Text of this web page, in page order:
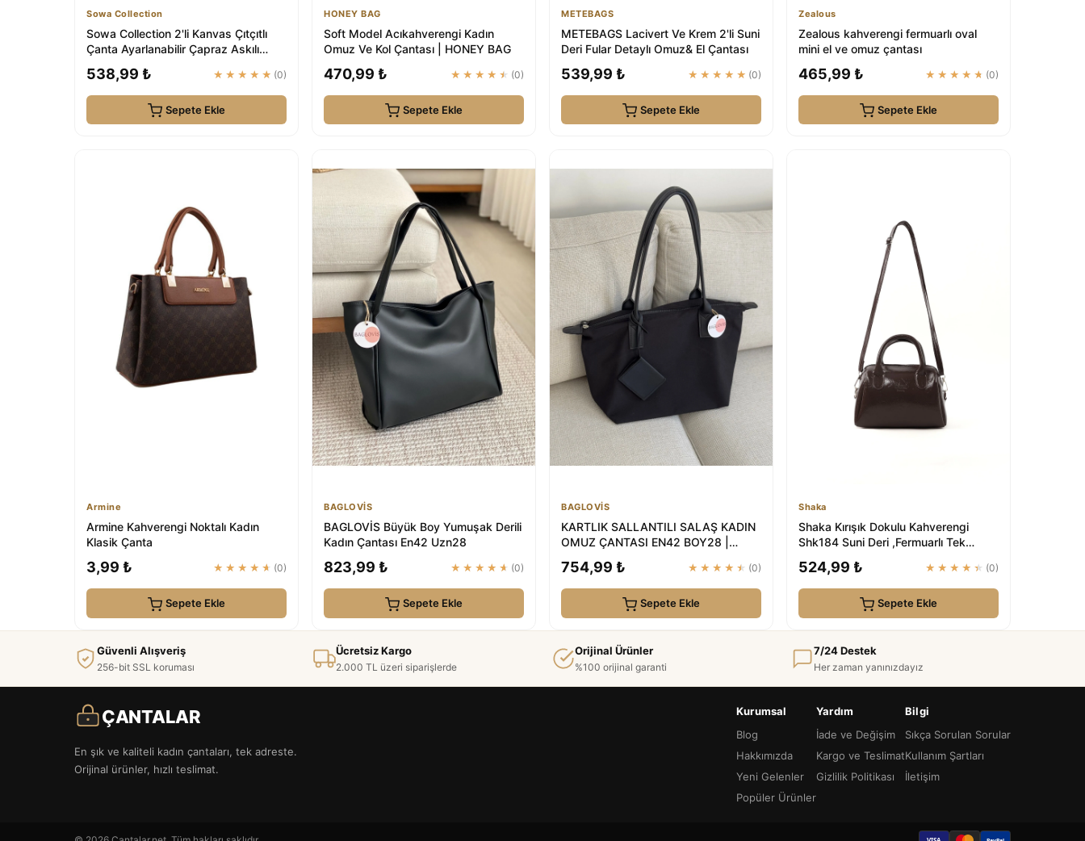
Sowa Collection
Sowa Collection 2'li Kanvas Çıtçıtlı
Çanta Ayarlanabilir Çapraz Askılı
538,99 ₺ ★★★★★ (0)
Sepete Ekle
HONEY BAG
Soft Model Acıkahverengi Kadın
Omuz Ve Kol Çantası | HONEY BAG
470,99 ₺ ★★★★★ (0)
Sepete Ekle
METEBAGS
METEBAGS Lacivert Ve Krem 2'li Suni
Deri Fular Detaylı Omuz& El Çantası
539,99 ₺ ★★★★★ (0)
Sepete Ekle
Zealous
Zealous kahverengi fermuarlı oval
mini el ve omuz çantası
465,99 ₺ ★★★★★ (0)
Sepete Ekle
Armine
Armine Kahverengi Noktalı Kadın
Klasik Çanta
3,99 ₺ ★★★★★ (0)
Sepete Ekle
BAGLOVİS
BAGLOVİS Büyük Boy Yumuşak Derili
Kadın Çantası En42 Uzn28
823,99 ₺ ★★★★★ (0)
Sepete Ekle
BAGLOVİS
KARTLIK SALLANTILI SALAŞ KADIN
OMUZ ÇANTASI EN42 BOY28 |
BAGLOVİS
754,99 ₺ ★★★★★ (0)
Sepete Ekle
Shaka
Shaka Kırışık Dokulu Kahverengi
Shk184 Suni Deri ,Fermuarlı Tek
Bölmeli ,Askı...
524,99 ₺ ★★★★★ (0)
Sepete Ekle
Güvenli Alışveriş
256-bit SSL koruması
Ücretsiz Kargo
2.000 TL üzeri siparişlerde
Orijinal Ürünler
%100 orijinal garanti
7/24 Destek
Her zaman yanınızdayız
ÇANTALAR
En şık ve kaliteli kadın çantaları, tek adreste.
Orijinal ürünler, hızlı teslimat.
Kurumsal
Blog
Hakkımızda
Yeni Gelenler
Popüler Ürünler
Yardım
İade ve Değişim
Kargo ve Teslimat
Gizlilik Politikası
Bilgi
Sıkça Sorulan Sorular
Kullanım Şartları
İletişim